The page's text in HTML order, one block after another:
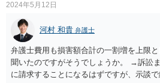
2024年5月12日
河村 和貴 弁護士
弁護士費用も損害額合計の一割増を上限
聞いたのですがそうでしょうか。 →訴訟
に請求することになるはずですが、示談